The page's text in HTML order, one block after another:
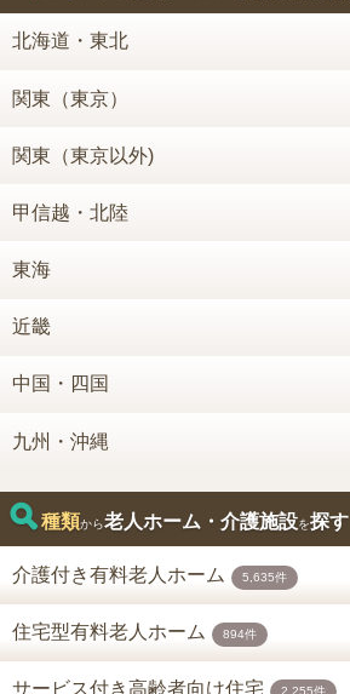
北海道・東北
関東（東京）
関東（東京以外)
甲信越・北陸
東海
近畿
中国・四国
九州・沖縄
種類から老人ホーム・介護施設を探す
介護付き有料老人ホーム 5,635件
住宅型有料老人ホーム 894件
サービス付き高齢者向け住宅